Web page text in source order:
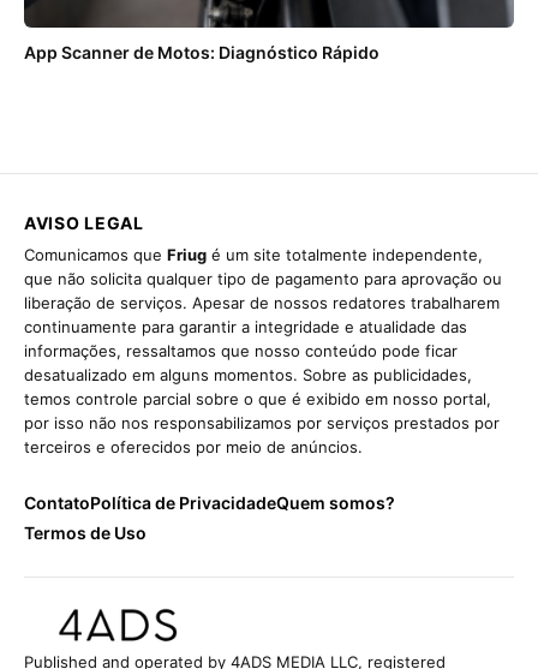
App Scanner de Motos: Diagnóstico Rápido
AVISO LEGAL
Comunicamos que Friug é um site totalmente independente,
que não solicita qualquer tipo de pagamento para aprovação ou
liberação de serviços. Apesar de nossos redatores trabalharem
continuamente para garantir a integridade e atualidade das
informações, ressaltamos que nosso conteúdo pode ficar
desatualizado em alguns momentos. Sobre as publicidades,
temos controle parcial sobre o que é exibido em nosso portal,
por isso não nos responsabilizamos por serviços prestados por
terceiros e oferecidos por meio de anúncios.
ContatoPolítica de PrivacidadeQuem somos?
Termos de Uso
Published and operated by 4ADS MEDIA LLC, registered